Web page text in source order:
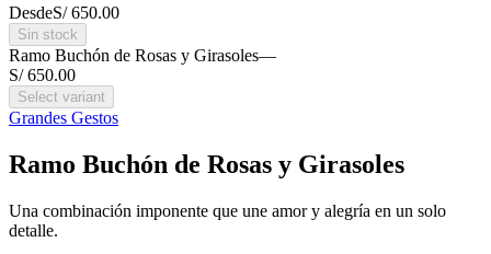
DesdeS/ 650.00
Sin stock
Ramo Buchón de Rosas y Girasoles—
S/ 650.00
Select variant
Grandes Gestos
Ramo Buchón de Rosas y Girasoles
Una combinación imponente que une amor y alegría en un solo
detalle.